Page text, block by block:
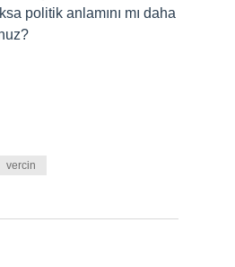
politik anlamını mı daha
vercin